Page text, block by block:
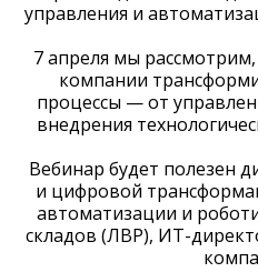
управления и
7 апреля мы
компании
процессы — от
внедрения
Вебинар будет полезен
и цифровой
автоматизации и
складов (ЛВР), ИТ-